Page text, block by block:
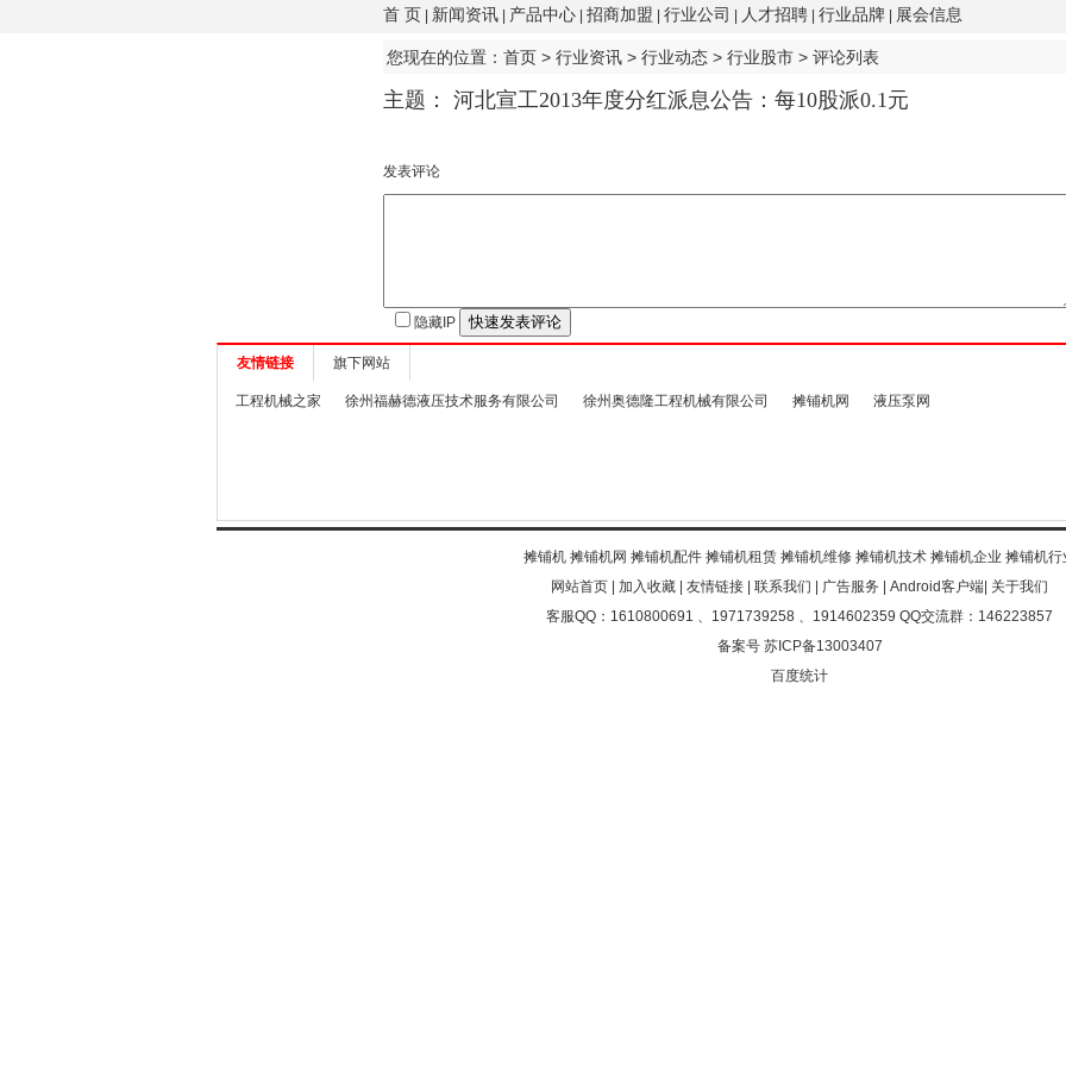
首 页 新闻资讯 产品中心 招商加盟 行业公司 人才招聘 行业品牌 展会信息
您现在的位置： 首页 > 行业资讯 > 行业动态 > 行业股市 > 评论列表
主题： 河北宣工2013年度分红派息公告：每10股派0.1元
发表评论
隐藏IP
友情链接 旗下网站
工程机械之家 徐州福赫德液压技术服务有限公司 徐州奥德隆工程机械有限公司 摊铺机网 液压泵网
摊铺机 摊铺机网 摊铺机配件 摊铺机租赁 摊铺机维修 摊铺机技术 摊铺机企业 摊铺机行
网站首页
加入收藏 友情链接 联系我们 广告服务 Android客户端 关于我们
客服QQ：1610800691 、1971739258 、1914602359 QQ交流群：146223857
备案号 苏ICP备13003407
百度统计